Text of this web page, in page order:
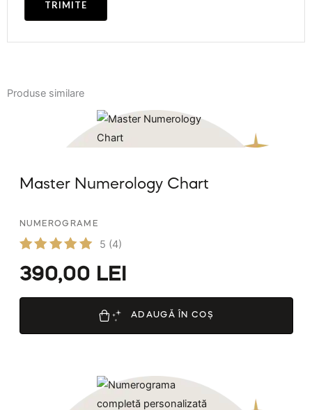
Produse similare
Master Numerology Chart
NUMEROGRAME
la
din 5
5 (4)
390,00 LEI
ADAUGĂ ÎN COȘ